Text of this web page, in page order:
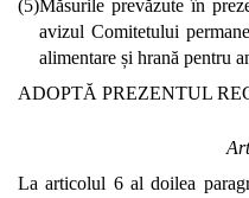
(5)Măsurile prevăzute în
avizul Comitetului
alimentare și hrană pentru
ADOPTĂ PREZENTUL
La articolul 6 al doilea